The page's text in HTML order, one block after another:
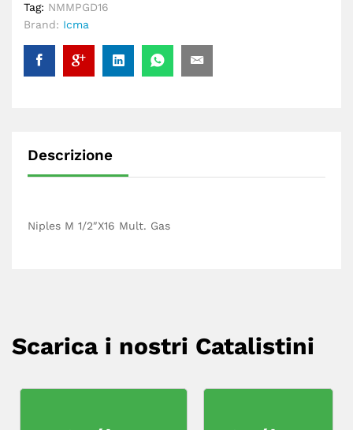
Tag: NMMPGD16
Brand: Icma
Descrizione
Niples M 1/2″X16 Mult. Gas
Scarica i nostri Catalistini